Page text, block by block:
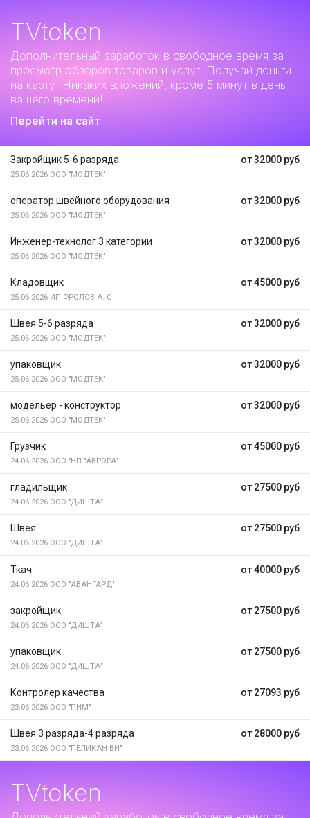
TVtoken
Дополнительный заработок в свободное время за
просмотр обзоров товаров и услуг. Получай деньги
на карту! Никаких вложений, кроме 5 минут в день
вашего времени!
Перейти на сайт
от 32000 руб
Закройщик 5-6 разряда
25.06.2026 ООО "МОДТЕК"
от 32000 руб
оператор швейного оборудования
25.06.2026 ООО "МОДТЕК"
от 32000 руб
Инженер-технолог 3 категории
25.06.2026 ООО "МОДТЕК"
от 45000 руб
Кладовщик
25.06.2026 ИП ФРОЛОВ А. С.
от 32000 руб
Швея 5-6 разряда
25.06.2026 ООО "МОДТЕК"
от 32000 руб
упаковщик
25.06.2026 ООО "МОДТЕК"
от 32000 руб
модельер - конструктор
25.06.2026 ООО "МОДТЕК"
от 45000 руб
Грузчик
24.06.2026 ООО "НП "АВРОРА"
от 27500 руб
гладильщик
24.06.2026 ООО "ДИШТА"
от 27500 руб
Швея
24.06.2026 ООО "ДИШТА"
от 40000 руб
Ткач
24.06.2026 ООО "АВАНГАРД"
от 27500 руб
закройщик
24.06.2026 ООО "ДИШТА"
от 27500 руб
упаковщик
24.06.2026 ООО "ДИШТА"
от 27093 руб
Контролер качества
23.06.2026 ООО "ПНМ"
от 28000 руб
Швея 3 разряда-4 разряда
23.06.2026 ООО "ПЕЛИКАН ВН"
TVtoken